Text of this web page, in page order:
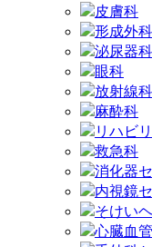
皮膚科
形成外科
泌尿器科
眼科
放射線科
麻酔科
リハビ
救急科
消化器
内視鏡
そけい
心臓血